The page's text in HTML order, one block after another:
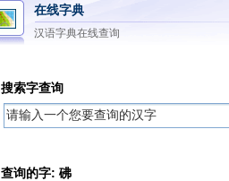
在线字典
汉语字典在线查询
搜索字查询
查询的字: 砩